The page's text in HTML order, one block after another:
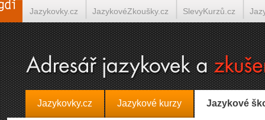
Jazykovky.cz Jazykové kurzy Jazykové
Jazykovky.cz JazykovéZkoušky.cz SlevyKurzů.cz
Španělština on-line Italština on-line Tlumočení-